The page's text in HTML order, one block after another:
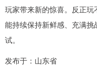
玩家带来新的惊喜。反正
能持续保持新鲜感、充满
试。
发布于：山东省